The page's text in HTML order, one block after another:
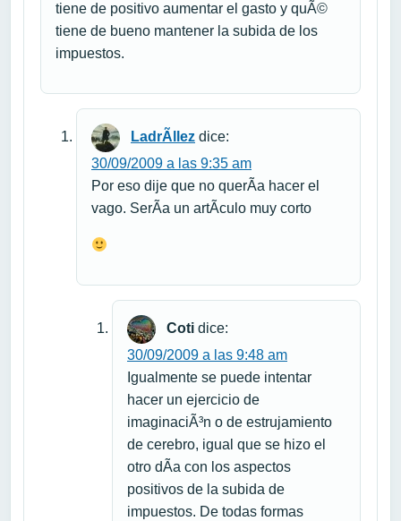
tiene de positivo aumentar el gasto y quÃ©
tiene de bueno mantener la subida de los
impuestos.
LadrÃ­llez dice:
30/09/2009 a las 9:35 am
Por eso dije que no querÃ­a hacer el
vago. SerÃ­a un artÃ­culo muy corto
Coti dice:
30/09/2009 a las 9:48 am
Igualmente se puede intentar
hacer un ejercicio de
imaginaciÃ³n o de estrujamiento
de cerebro, igual que se hizo el
otro dÃ­a con los aspectos
positivos de la subida de
impuestos. De todas formas